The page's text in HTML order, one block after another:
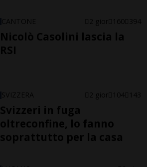
CANTONE 2 gior 160 394
Nicolò Casolini lascia la
RSI
SVIZZERA 2 gior 104 143
Svizzeri in fuga
oltreconfine, lo fanno
soprattutto per la casa